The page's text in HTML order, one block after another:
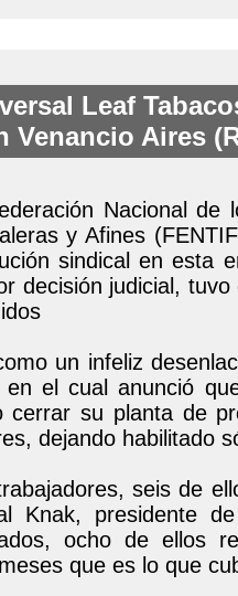
Leaf
Venancio Aires
Nacional de
y Afines
sindical en esta
decisión judicial,
un infeliz
el cual anunció
cerrar su planta de
dejando habilitado
seis de
Knak, presidente
ocho de ellos
que es lo que